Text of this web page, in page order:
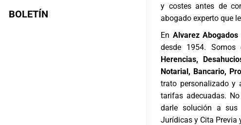
BOLETÍN
y costes antes de
abogado experto que
En Alvarez
desde 1954. Somos
Herencias,
Notarial, Bancario,
trato personalizado y
tarifas adecuadas.
darle solución a sus
Jurídicas y Cita Previa